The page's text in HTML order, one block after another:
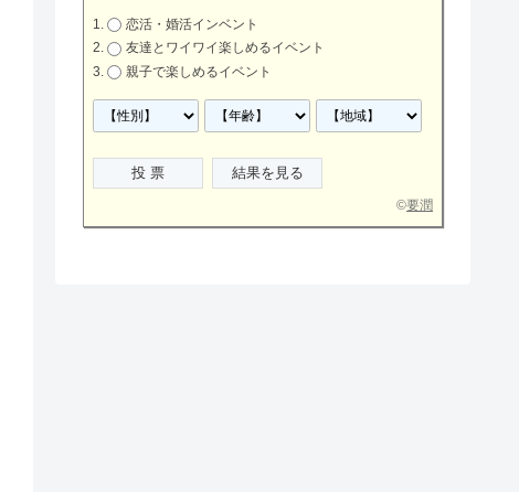
恋活・婚活インベント
友達とワイワイ楽しめるイベント
親子で楽しめるイベント
©要潤